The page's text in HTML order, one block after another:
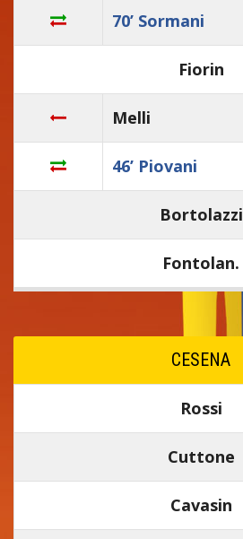
70’ Sormani
Fiorin
Melli
46’ Piovani
Bortolazzi
Fontolan.
CESENA
Rossi
Cuttone
Cavasin